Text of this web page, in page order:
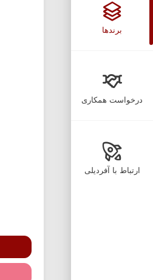
برندها
درخواست همکاری
ارتباط با آفردیلی